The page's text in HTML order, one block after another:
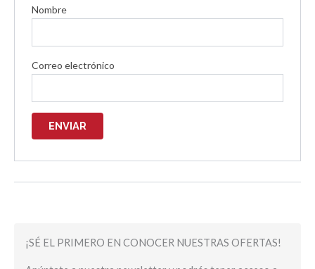
Nombre
Correo electrónico
¡SÉ EL PRIMERO EN CONOCER NUESTRAS OFERTAS!